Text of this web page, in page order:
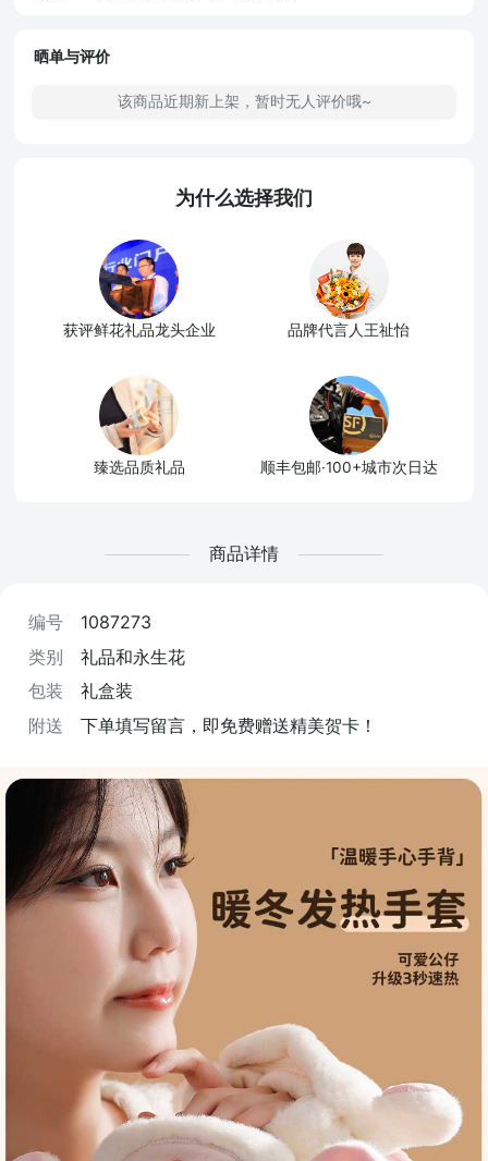
晒单与评价
该商品近期新上架，暂时无人评价哦~
为什么选择我们
获评鲜花礼品龙头企业 品牌代言人王祉怡
臻选品质礼品 顺丰包邮·100+城市次日达
商品详情
编号
1087273
类别
礼品和永生花
包装
礼盒装
附送
下单填写留言，即免费赠送精美贺卡！